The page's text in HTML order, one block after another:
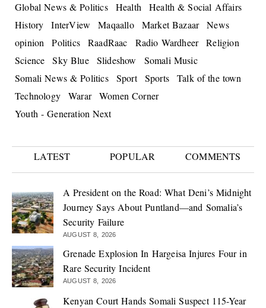
Global News & Politics
Health
Health & Social Affairs
History
InterView Maqaallo Market Bazaar
News
opinion
Politics RaadRaac Radio Wardheer
Religion
Science
Sky Blue Slideshow
Somali Music
Somali News & Politics
Sport Sports
Talk of the town
Technology
Warar
Women Corner
Youth - Generation Next
LATEST POPULAR COMMENTS
A President on the Road: What Deni’s Midnight
Journey Says About Puntland—and Somalia’s
Security Failure
AUGUST 8, 2026
Grenade Explosion In Hargeisa Injures Four in
Rare Security Incident
AUGUST 8, 2026
Kenyan Court Hands Somali Suspect 115-Year